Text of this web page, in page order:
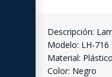
Descripción:
Modelo: LH-716
Material: Plástico
Color: Negro